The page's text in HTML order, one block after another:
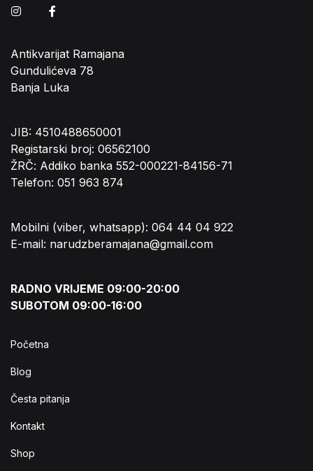
Instagram
Antikvarijat Ramajana
Gundulićeva 78
Banja Luka
JIB: 4510488650001
Registarski broj: 06562100
ŽRČ: Addiko banka 552-000221-84156-71
Telefon: 051 963 874
Mobilni (viber, whatsapp): 064 44 04 922
E-mail: narudzberamajana@gmail.com
RADNO VRIJEME 09:00-20:00
SUBOTOM 09:00-16:00
Početna
Blog
Česta pitanja
Kontakt
Shop